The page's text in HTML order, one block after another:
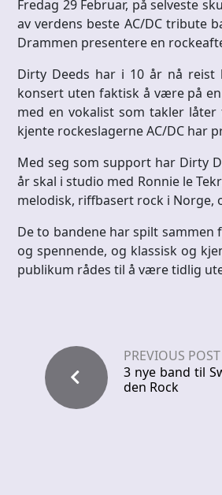
Fredag 29 Februar, på selveste
av verdens beste AC/DC tribute
Drammen presentere en
Dirty Deeds har i 10 år nå
konsert uten faktisk å være på
med en vokalist som takler
kjente rockeslagerne AC/DC har
Med seg som support har Dirty
år skal i studio med Ronnie le
melodisk, riffbasert rock i Norge,
De to bandene har spilt
og spennende, og klassisk og
publikum rådes til å være tidlig
PREVIOUS POST
3 nye band til
den Rock